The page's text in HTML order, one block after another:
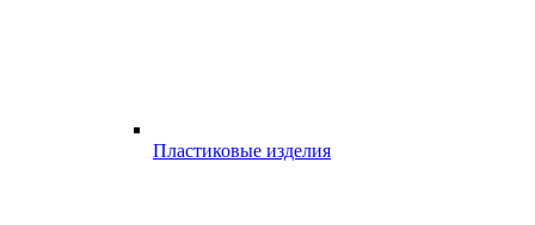
Пластиковые изделия